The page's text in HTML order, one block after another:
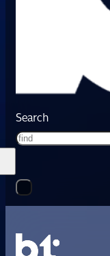
Search